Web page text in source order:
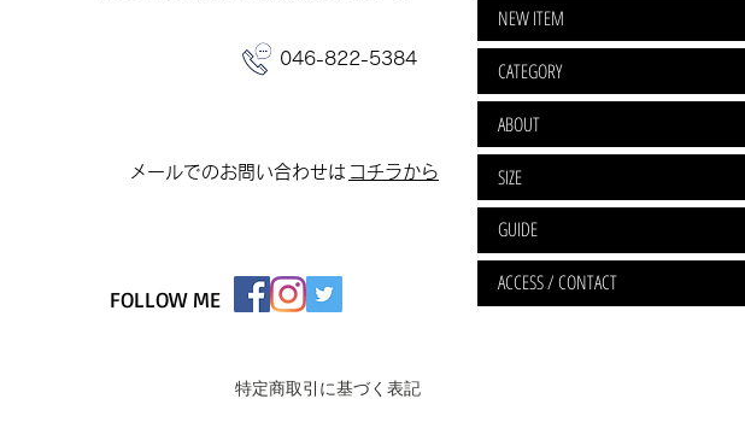
​メールでのお問い合わせは ​コチラから
046-822-5384
NEW ITEM
CATEGORY
ABOUT
SIZE
GUIDE
ACCESS / CONTACT
FOLLOW ME
特定商取引に基づく表記